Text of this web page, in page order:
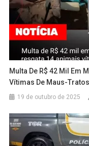
Multa De R$ 42 Mil Em
Vítimas De Maus-
19 de outubro de 2025